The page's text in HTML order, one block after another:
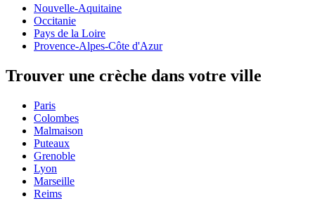
Nouvelle-Aquitaine
Occitanie
Pays de la Loire
Provence-Alpes-Côte d'Azur
Trouver une crèche dans votre ville
Paris
Colombes
Malmaison
Puteaux
Grenoble
Lyon
Marseille
Reims